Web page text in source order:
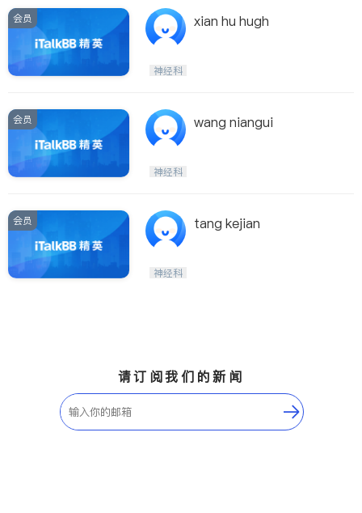
会员 xian hu hugh
神经科
会员 wang niangui
神经科
会员 tang kejian
神经科
请订阅我们的新闻